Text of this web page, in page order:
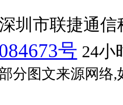
圳市联捷通
号 24小
分图文来源网络